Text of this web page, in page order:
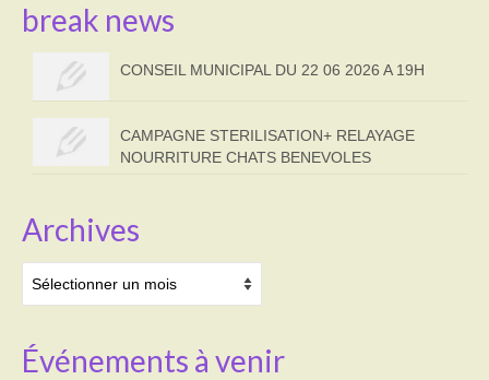
break news
CONSEIL MUNICIPAL DU 22 06 2026 A 19H
CAMPAGNE STERILISATION+ RELAYAGE
NOURRITURE CHATS BENEVOLES
Archives
Événements à venir